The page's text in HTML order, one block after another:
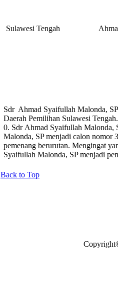
Sulawesi Tengah
Sdr Ahmad Syaifullah Malonda,
Daerah Pemilihan Sulawesi
0. Sdr Ahmad Syaifullah Malonda,
Malonda, SP menjadi calon nomor
pemenang berurutan. Mengingat
Syaifullah Malonda, SP menjadi
Back to Top